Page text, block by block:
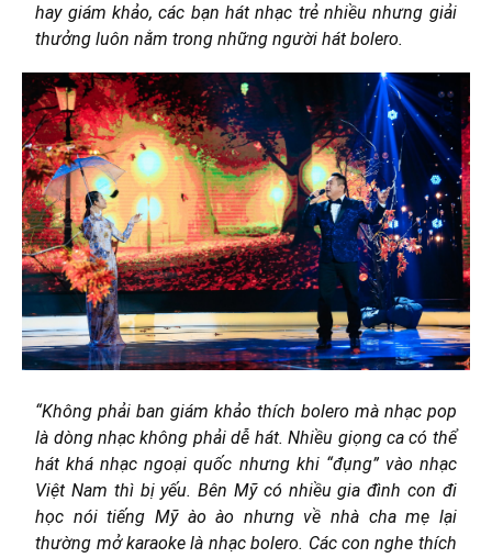
hay giám khảo, các bạn hát nhạc trẻ nhiều nhưng giải
thưởng luôn nằm trong những người hát bolero.
“Không phải ban giám khảo thích bolero mà nhạc pop
là dòng nhạc không phải dễ hát. Nhiều giọng ca có thể
hát khá nhạc ngoại quốc nhưng khi “đụng” vào nhạc
Việt Nam thì bị yếu. Bên Mỹ có nhiều gia đình con đi
học nói tiếng Mỹ ào ào nhưng về nhà cha mẹ lại
thường mở karaoke là nhạc bolero. Các con nghe thích